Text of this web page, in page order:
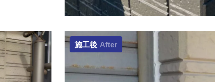
施工後 After